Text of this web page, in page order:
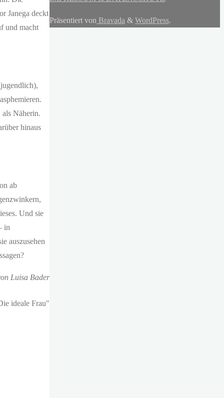
Janega deckt
und macht
als Näherin.
hinaus
ab
Und sie
in
auszusehen
Luisa Bader
Präsentiert von Bravada & WordPress.